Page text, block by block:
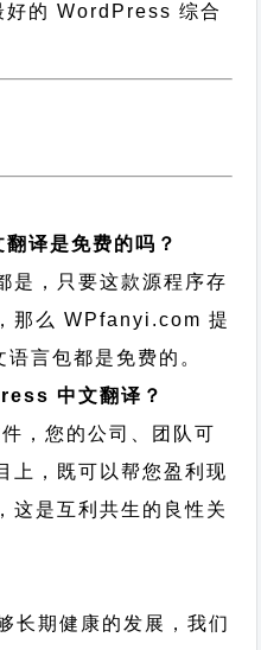
的 WordPress 综合
译是免费的吗？
是，只要这款源程序存
那么 WPfanyi.com 提
言包都是免费的。
中文翻译？
，您的公司、团队可
上，既可以帮您盈利现
这是互利共生的良性关
长期健康的发展，我们